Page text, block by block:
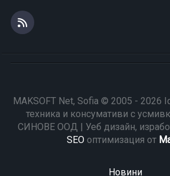
MAKSOFT Net, Sofia © 2005 - 2026
техника и консумативи с
СИНОВЕ ООД | Уеб дизайн,
SEO оптимизация от
Новини